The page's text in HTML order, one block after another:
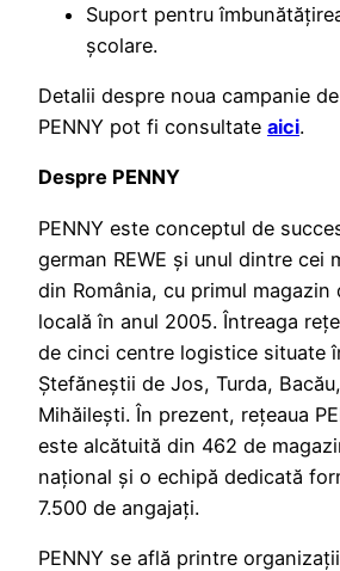
Suport pentru
școlare.
Detalii despre noua campanie
PENNY pot fi consultate aici.
Despre PENNY
PENNY este conceptul de
german REWE și unul dintre cei
din România, cu primul magazin
locală în anul 2005. Întreaga
de cinci centre logistice situate
Ștefăneștii de Jos, Turda,
Mihăilești. În prezent, rețeaua
este alcătuită din 462 de
național și o echipă dedicată
7.500 de angajați.
PENNY se află printre